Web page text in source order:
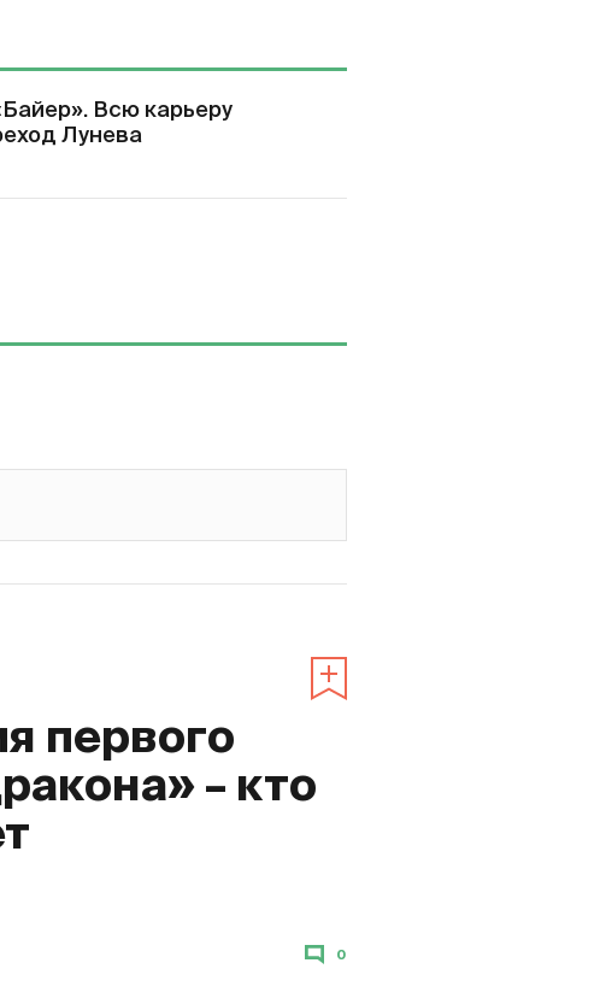
Всю карьеру
Лунева
первого
– кто
0